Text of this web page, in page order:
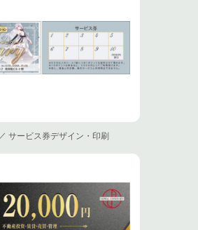
サービス券デザイン・印刷